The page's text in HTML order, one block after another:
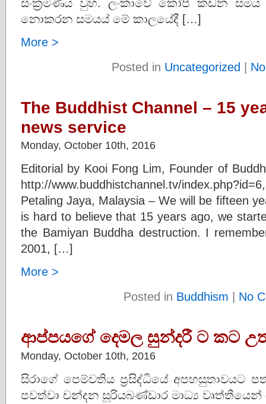
නොකරන සමයය් මේ කාලයේදී […]
More >
Posted in Uncategorized |
The Buddhist Channel – 15
news service
Monday, October 10th, 2016
Editorial by Kooi Fong Lim, Founder of
http://www.buddhistchannel.tv/
Petaling Jaya, Malaysia – We will be fifteen
is hard to believe that 15 years ago, we
the Bamiyan Buddha destruction. I
2001, […]
More >
Posted in Buddhism | No
ආප්පයගේ දෙමල සුන්දරී ට කට
Monday, October 10th, 2016
සිරාගේ පෙම්වතිය ප්‍රසිද්ධියේ අපහසුතාවයට
පවත්වා චන්දන සූරියබණ්ඩාර මාධ්‍ය වෘත්තීයෙන්